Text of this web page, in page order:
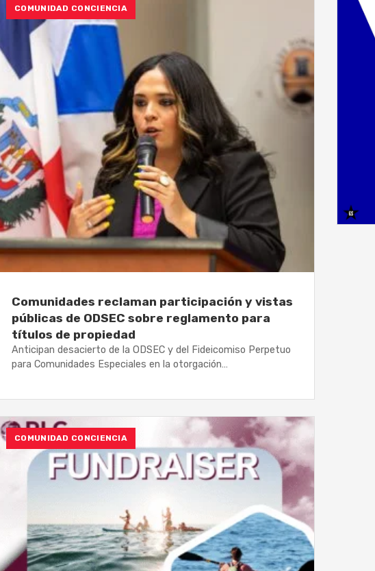
COMUNIDAD CONCIENCIA
Comunidades reclaman participación y vistas
públicas de ODSEC sobre reglamento para
títulos de propiedad
Anticipan desacierto de la ODSEC y del Fideicomiso Perpetuo
para Comunidades Especiales en la otorgación…
COMUNIDAD CONCIENCIA